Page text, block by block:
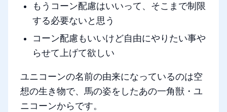
もうコーン配慮はいいって、そこまで制限
する必要ないと思う
コーン配慮もいいけど自由にやりたい事や
らせて上げて欲しい
ユニコーンの名前の由来になっているのは空
想の生き物で、馬の姿をしたあの一角獣・ユ
ニコーンからです。